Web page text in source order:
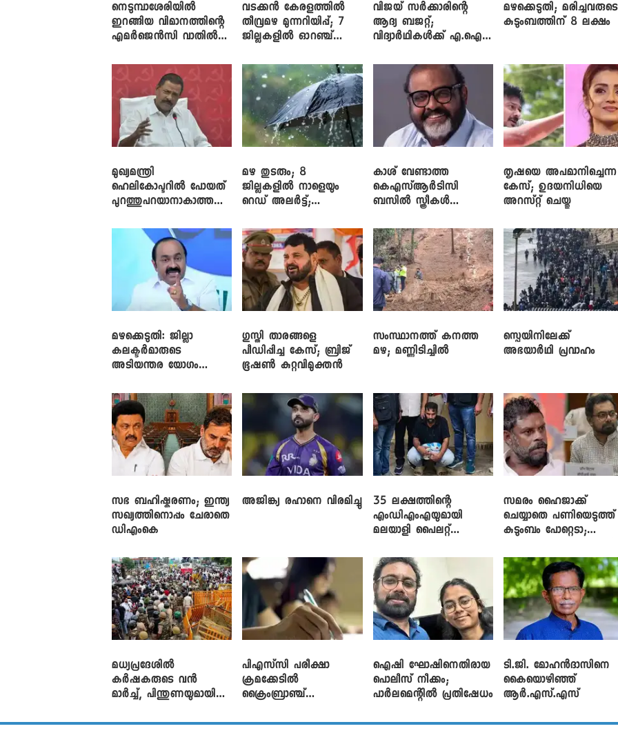
നെടുമ്പാശേരിയിൽ
ഇറങ്ങിയ വിമാനത്തിന്റെ
എമർജെൻസി വാതിൽ
വടക്കൻ കേരളത്തിൽ
തീവ്രമഴ മുന്നറിയിപ്പ്; 7
ജില്ലകളിൽ ഓറഞ്ച്
വിജയ് സർക്കാരിന്റെ
ആദ്യ ബജറ്റ്;
വിദ്യാർഥികൾക്ക് എ.ഐ
ലാപ്ടോപ്പുകളും
മഴക്കെടുതി; മരിച്ചവരുടെ
കുടുംബത്തിന് 8 ലക്ഷം
മുഖ്യമന്ത്രി
ഹെലികോപ്ടറിൽ പോയത്
പുറത്തുപറയാനാകാത്ത
ഗോവിന്ദൻ
മഴ തുടരും; 8
ജില്ലകളിൽ നാളെയും
റെഡ് അലർട്ട്;
അലർട്ട്
കാശ് വേണ്ടാത്ത
കെഎസ്ആർടിസി
ബസിൽ സ്ത്രീകൾ
ജോൺ
തൃഷയെ അപമാനിച്ചെന്ന
കേസ്; ഉദയനിധിയെ
അറസ്റ്റ് ചെയ്തു
മഴക്കെടുതി: ജില്ലാ
കലക്ടർമാരുടെ
അടിയന്തര യോഗം
​ഗുസ്തി താരങ്ങളെ
പീഡിപ്പിച്ച കേസ്; ബ്രിജ്
ഭൂഷൺ കുറ്റവിമുക്തൻ
സംസ്ഥാനത്ത് കനത്ത
മഴ; മണ്ണിടിച്ചിൽ
സ്പെയിനിലേക്ക്
അഭയാർഥി പ്രവാഹം
സഭ ബഹിഷ്കരണം; ഇന്ത്യ
സഖ്യത്തിനൊപ്പം ചേരാതെ
ഡിഎംകെ
അജിങ്ക്യ രഹാനെ വിരമിച്ചു
35 ലക്ഷത്തിന്റെ
എംഡിഎംഎയുമായി
മലയാളി പൈലറ്റ്
സമരം ഹൈജാക്ക്
ചെയ്യാതെ പണിയെടുത്ത്
കുടുംബം പോറ്റെടാ;
വിനായകൻ
മധ്യപ്രദേശിൽ
കർഷകരുടെ വൻ
മാർച്ച്, പിന്തുണയുമായി
പിഎസ്‌സി പരീക്ഷാ
ക്രമക്കേ‌ടിൽ
ക്രൈംബ്രാഞ്ച്
ഐഷി ഘോഷിനെതിരായ
പൊലീസ് നീക്കം;
പാര്‍ലമെന്റിൽ പ്രതിഷേധം
ടി.ജി. മോഹൻദാസിനെ
കൈയൊഴിഞ്ഞ്
ആർ.എസ്.എസ്